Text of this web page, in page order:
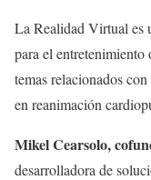
La Realidad Virtual es
para el
temas relacionados
en reanimación
Mikel Cearsolo,
desarrolladora de